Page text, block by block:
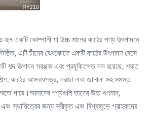
হল একটি কোম্পানী যা উচ্চ মানের কাঠের পণ্য উৎপাদনে
এটি চীনের ঝেংঝোতে একটি কাঠের উৎপাদন বেসে
শব্দ উত্পাদন সরঞ্জাম এবং প্রযুক্তিগত দল রয়েছে, শক্ত
কাঠের আসবাবপত্র, দরজা এবং জানালা সহ সমস্ত
পারে।আমাদের পণ্যগুলি তাদের উচ্চ গুণমান,
এবং স্থায়িত্বের জন্য স্বীকৃত এবং বিশ্বজুড়ে গ্রাহকদের